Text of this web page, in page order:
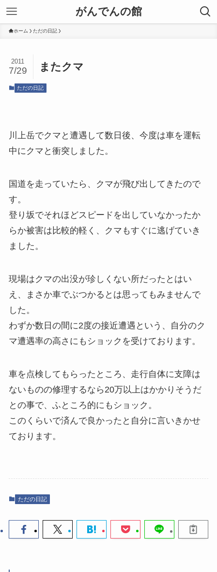
がんでんの館
ホーム ただの日記
またクマ
2011
7/29
ただの日記
川上岳でクマと遭遇して数日後、今度は車を運転
中にクマと衝突しました。
国道を走っていたら、クマが飛び出してきたので
す。
登り坂でそれほどスピードを出していなかったか
らか被害は比較的軽く、クマもすぐに逃げていき
ました。
現場はクマの出没が珍しくない所だったとはい
え、まさか車でぶつかるとは思ってもみませんで
した。
わずか数日の間に2度の接近遭遇という、自分のク
マ遭遇率の高さにもショックを受けております。
車を点検してもらったところ、走行自体に支障は
ないものの修理するなら20万以上はかかりそうだ
との事で、ふところ的にもショック。
このくらいで済んで良かったと自分に言いきかせ
ております。
ただの日記